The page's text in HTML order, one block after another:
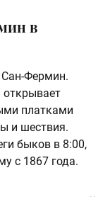
в
Фермин.
платками
и шествия.
быков в 8:00,
с 1867 года.